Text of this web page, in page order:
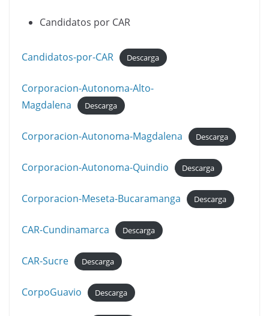
Candidatos por CAR
Candidatos-por-CAR Descarga
Corporacion-Autonoma-Alto-
Magdalena
Descarga
Corporacion-Autonoma-Magdalena Descarga
Corporacion-Autonoma-Quindio Descarga
Corporacion-Meseta-Bucaramanga Descarga
CAR-Cundinamarca Descarga
CAR-Sucre Descarga
CorpoGuavio Descarga